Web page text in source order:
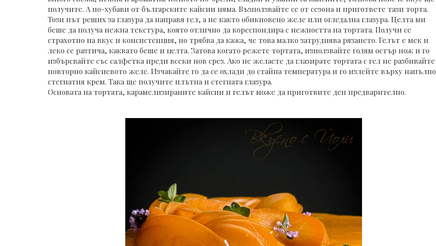
получите. А по-хубави от българските кайсии няма. Възползвайте се от сезона и пригответе тази торта.
Този път реших за глазура да направя гел, а не както обикновено желе или огледална глазура. Целта ми
беше да получа нежна текстура, която отлично да кореспондира с нежността на тортата. Получи се
страхотно на вкус и консистенция, но трябва да кажа, че това малко затруднява рязането. Гелът е мек и
леко се разтича, каквато беше и целта. Затова когато режете тортата, използвайте голям остър нож и го
избърсвайте със салфетка преди всеки нов срез. Ако не желаете да глазирате тортата с гел не разбивайте
повторно кайсиевото желе. Изчакайте го да се охлади до стайна температура и го излейте върху напълно
стегнатия крем. Така ще получите плътна и стегната глазура.
Основата на тортата, карамелизираните кайсии и гелът може да приготвите ден предварително.